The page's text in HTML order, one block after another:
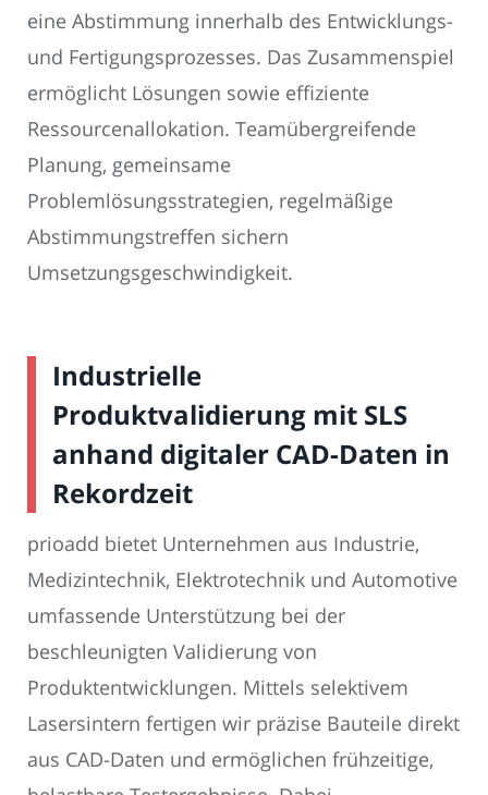
eine Abstimmung innerhalb des Entwicklungs-
und Fertigungsprozesses. Das Zusammenspiel
ermöglicht Lösungen sowie effiziente
Ressourcenallokation. Teamübergreifende
Planung, gemeinsame
Problemlösungsstrategien, regelmäßige
Abstimmungstreffen sichern
Umsetzungsgeschwindigkeit.
Industrielle
Produktvalidierung mit SLS
anhand digitaler CAD-Daten in
Rekordzeit
prioadd bietet Unternehmen aus Industrie,
Medizintechnik, Elektrotechnik und Automotive
umfassende Unterstützung bei der
beschleunigten Validierung von
Produktentwicklungen. Mittels selektivem
Lasersintern fertigen wir präzise Bauteile direkt
aus CAD-Daten und ermöglichen frühzeitige,